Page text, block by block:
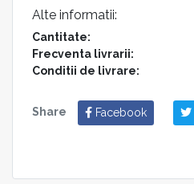
Alte informatii:
Cantitate:
Frecventa livrarii:
Conditii de livrare:
Share Facebook